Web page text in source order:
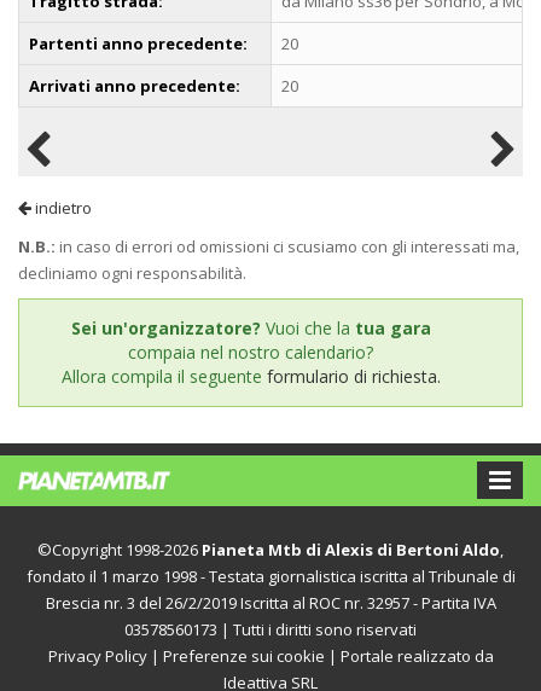
Partenti anno precedente:
20
Arrivati anno precedente:
20
indietro
N.B.: in caso di errori od omissioni ci scusiamo con gli interessati ma,
decliniamo ogni responsabilità.
Sei un'organizzatore? Vuoi che la tua gara
compaia nel nostro calendario?
Allora compila il seguente formulario di richiesta.
©Copyright 1998-2026 Pianeta Mtb di Alexis di Bertoni Aldo
fondato il 1 marzo 1998 - Testata giornalistica iscritta al Tribunale di
Brescia nr. 3 del 26/2/2019 Iscritta al ROC nr. 32957 - Partita IVA
03578560173 | Tutti i diritti sono riservati
Privacy Policy| Preferenze sui cookie | Portale realizzato da
Ideattiva SRL